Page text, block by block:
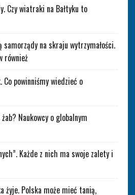
Czy wiatraki na Bałtyku to
na skraju wytrzymałości.
również
powinniśmy wiedzieć o
Naukowcy o globalnym
Każde z nich ma swoje zalety i
żyje. Polska może mieć tanią,